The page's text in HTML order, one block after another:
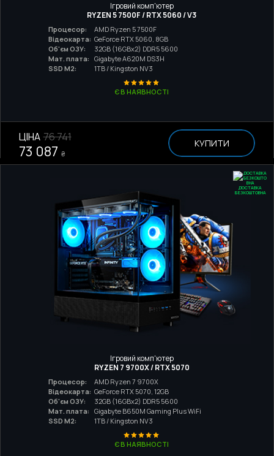
Ігровий комп'ютер
RYZEN 5 7500F / RTX 5060 / V3
Процесор:
AMD Ryzen 5 7500F
Відеокарта: GeForce RTX 5060, 8GB
Об'єм ОЗУ:
32GB (16GBx2) DDR5 5600
Мат. плата:
Gigabyte A620M DS3H
SSD M2:
1TB / Kingston NV3
Є В НАЯВНОСТІ
ЦІНА 76 741
73 087 ₴
КУПИТИ
ДОСТАВКА
БЕЗКОШТОВНА
Ігровий комп'ютер
RYZEN 7 9700X / RTX 5070
Процесор:
AMD Ryzen 7 9700X
Відеокарта: GeForce RTX 5070, 12GB
Об'єм ОЗУ:
32GB (16GBx2) DDR5 5600
Мат. плата:
Gigabyte B650M Gaming Plus WiFi
SSD M2:
1TB / Kingston NV3
Є В НАЯВНОСТІ